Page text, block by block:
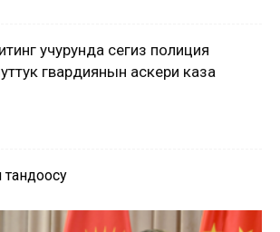
учурунда сегиз полиция
гвардиянын аскери каза